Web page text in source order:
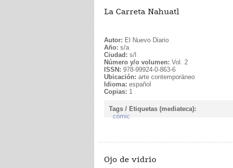
La Carreta Nahuatl
Autor: El Nuevo Diario
Año: s/a
Ciudad: s/l
Número y/o volumen: Vol. 2
ISSN: 978-99924-0-863-6
Ubicación: arte contemporáneo
Idioma: español
Copias: 1
Tags / Etiquetas (mediateca):
cómic
Ojo de vidrio